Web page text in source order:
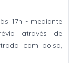
17h - mediante
através de
com bolsa,